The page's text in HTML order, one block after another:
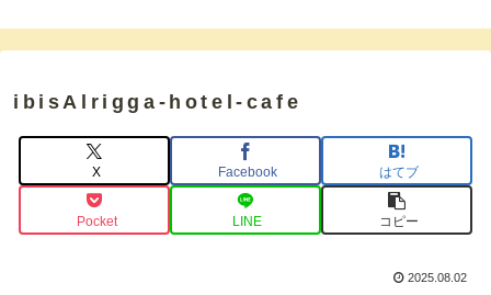
ibisAlrigga-hotel-cafe
X Facebook はてブ
Pocket LINE コピー
2025.08.02